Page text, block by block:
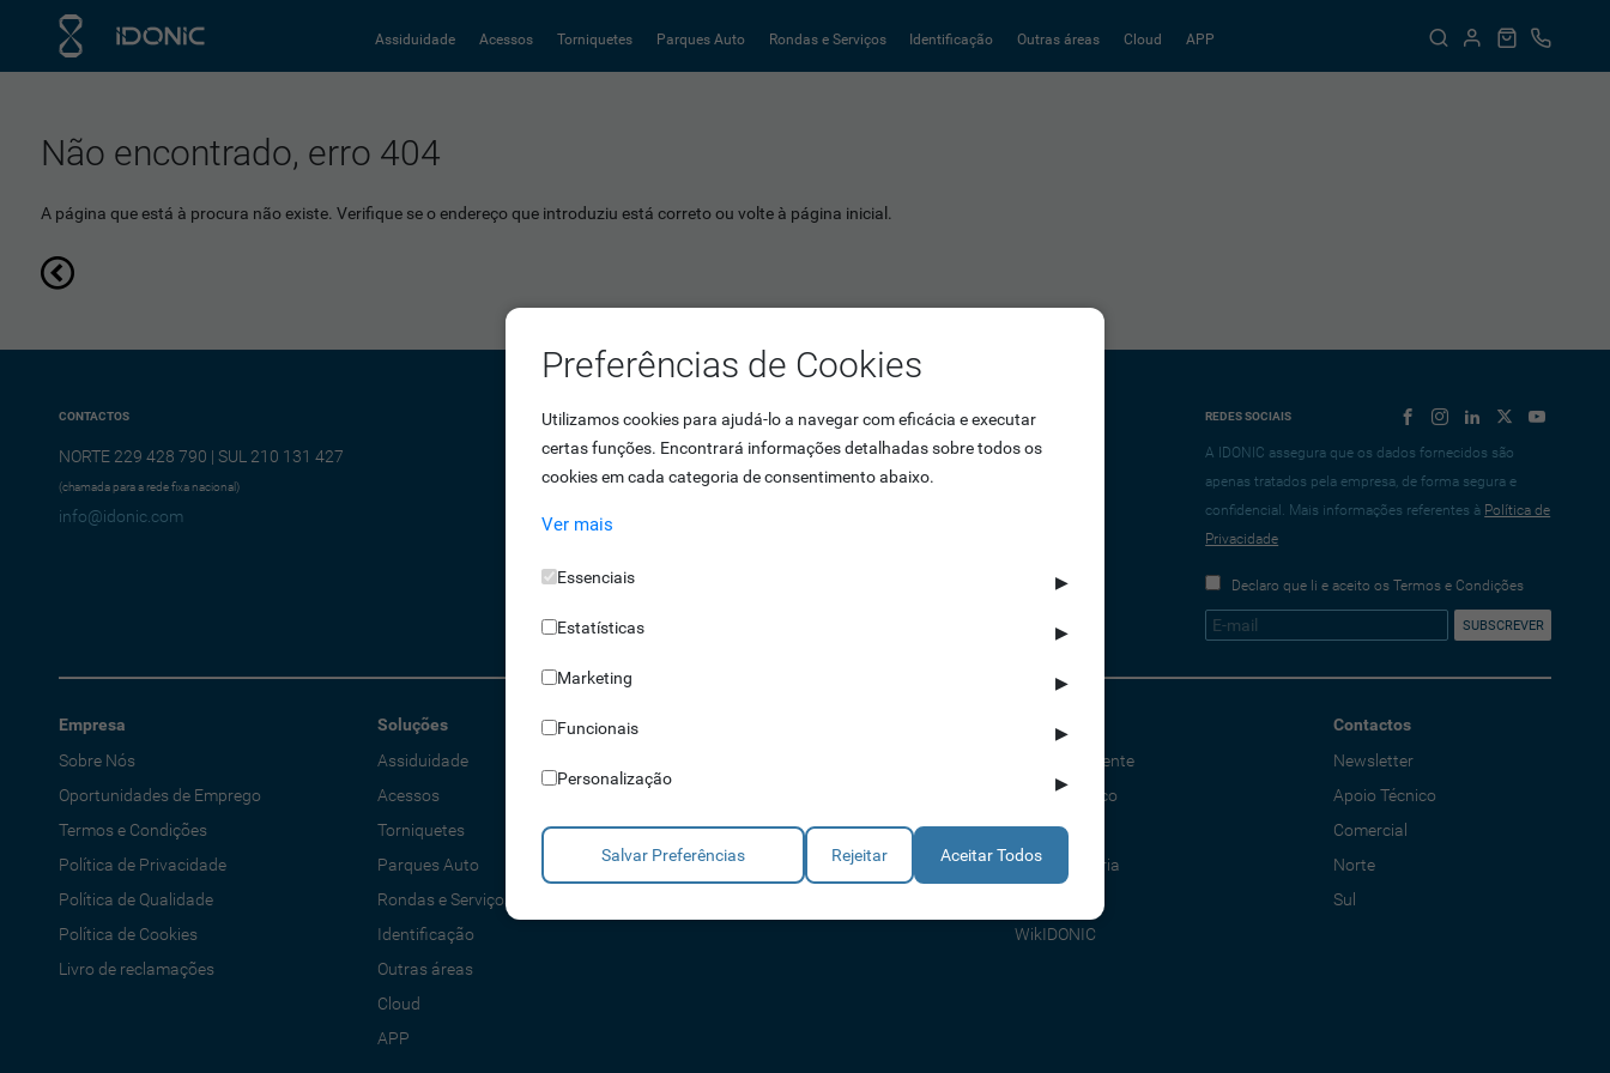
Assiduidade Acessos Torniquetes Parques Auto Rondas e Serviços Identificação Outras áreas Cloud APP
Não encontrado, erro 404
A página que está à procura não existe. Verifique se o endereço que introduziu está correto ou volte à página inicial.
CONTACTOS
NORTE 229 428 790 | SUL 210 131 427
(chamada para a rede fixa nacional)
info@idonic.com
REDES SOCIAIS
A IDONIC assegura que os dados fornecidos são
apenas tratados pela empresa, de forma segura e
confidencial. Mais informações referentes à Política de
Privacidade
Declaro que li e aceito os Termos e Condições
Empresa
Sobre Nós
Oportunidades de Emprego
Termos e Condições
Política de Privacidade
Política de Qualidade
Política de Cookies
Livro de reclamações
Soluções
Assiduidade
Acessos
Torniquetes
Parques Auto
Rondas e Serviços
Identificação
Outras áreas
Cloud
APP
Integradores
Ajuda
Apoio ao Cliente
Apoio Técnico
Comercial
Consultadoria
WikIDONIC
Contactos
Newsletter
Apoio Técnico
Comercial
Norte
Sul
Preferências de Cookies
Utilizamos cookies para ajudá-lo a navegar com eficácia e executar
certas funções. Encontrará informações detalhadas sobre todos os
cookies em cada categoria de consentimento abaixo.
Ver mais
Essenciais ▶
Estatísticas ▶
Marketing ▶
Funcionais ▶
Personalização ▶
Salvar Preferências Rejeitar Aceitar Todos